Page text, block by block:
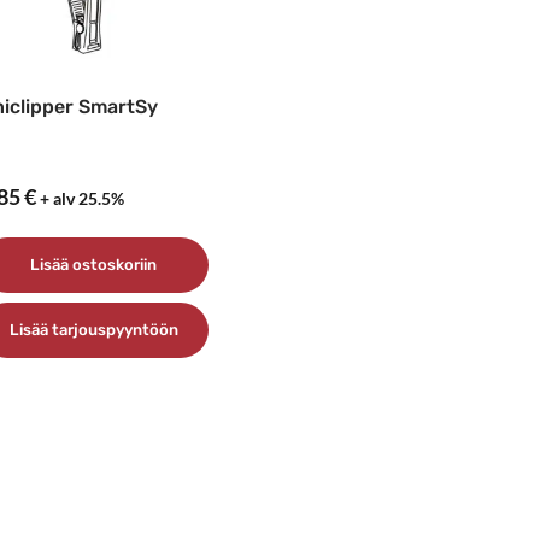
SmartSy
€ + alv 25.5%
Lisää ostoskoriin
Lisää tarjouspyyntöön